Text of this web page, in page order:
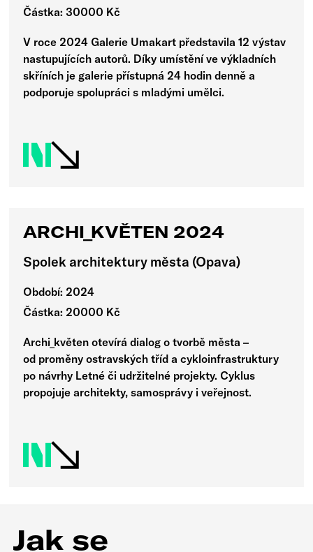
Částka: 30000 Kč
V roce 2024 Galerie Umakart představila 12 výstav
nastupujících autorů. Díky umístění ve výkladních
skříních je galerie přístupná 24 hodin denně a
podporuje spolupráci s mladými umělci.
ARCHI_KVĚTEN 2024
Spolek architektury města (Opava)
Období: 2024
Částka: 20000 Kč
Archi_květen otevírá dialog o tvorbě města –
od proměny ostravských tříd a cykloinfrastruktury
po návrhy Letné či udržitelné projekty. Cyklus
propojuje architekty, samosprávy i veřejnost.
Jak se